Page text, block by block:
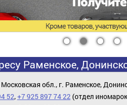
1 3 4
Раменское,
обл., г. Раменское,
52,+7 925 897 74 22(отдел